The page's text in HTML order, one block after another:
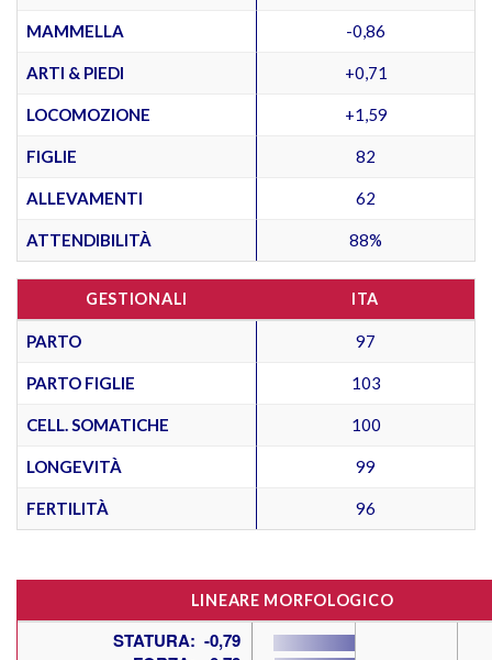
MAMMELLA -0,86
ARTI & PIEDI +0,71
LOCOMOZIONE +1,59
FIGLIE 82
ALLEVAMENTI 62
ATTENDIBILITÀ 88%
GESTIONALI ITA
PARTO 97
PARTO FIGLIE 103
CELL. SOMATICHE 100
LONGEVITÀ 99
FERTILITÀ 96
LINEARE MORFOLOGICO